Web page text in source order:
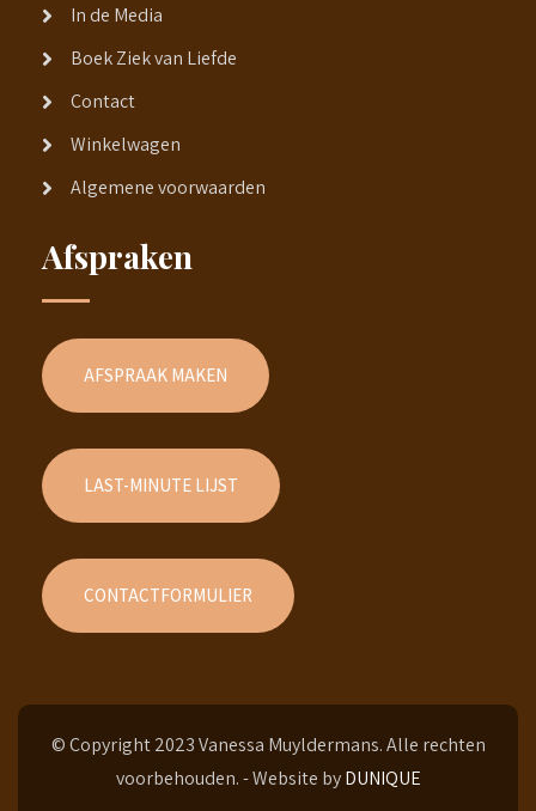
In de Media
Boek Ziek van Liefde
Contact
Winkelwagen
Algemene voorwaarden
Afspraken
AFSPRAAK MAKEN
LAST-MINUTE LIJST
CONTACTFORMULIER
© Copyright 2023 Vanessa Muyldermans. Alle rechten
voorbehouden. - Website byDUNIQUE